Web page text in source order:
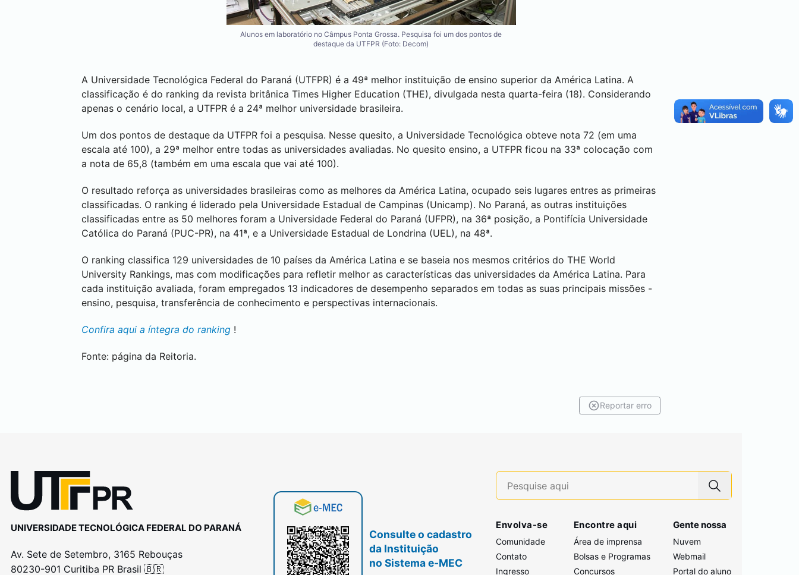
Alunos em laboratório no Câmpus Ponta Grossa. Pesquisa foi um dos pontos de
destaque da UTFPR (Foto: Decom)
A Universidade Tecnológica Federal do Paraná (UTFPR) é a 49ª melhor instituição de ensino superior da América Latina. A
classificação é do ranking da revista britânica Times Higher Education (THE), divulgada nesta quarta-feira (18). Considerando
apenas o cenário local, a UTFPR é a 24ª melhor universidade brasileira.
Um dos pontos de destaque da UTFPR foi a pesquisa. Nesse quesito, a Universidade Tecnológica obteve nota 72 (em uma
escala até 100), a 29ª melhor entre todas as universidades avaliadas. No quesito ensino, a UTFPR ficou na 33ª colocação com
a nota de 65,8 (também em uma escala que vai até 100).
O resultado reforça as universidades brasileiras como as melhores da América Latina, ocupado seis lugares entres as primeiras
classificadas. O ranking é liderado pela Universidade Estadual de Campinas (Unicamp). No Paraná, as outras instituições
classificadas entre as 50 melhores foram a Universidade Federal do Paraná (UFPR), na 36ª posição, a Pontifícia Universidade
Católica do Paraná (PUC-PR), na 41ª, e a Universidade Estadual de Londrina (UEL), na 48ª.
O ranking classifica 129 universidades de 10 países da América Latina e se baseia nos mesmos critérios do THE World
University Rankings, mas com modificações para refletir melhor as características das universidades da América Latina. Para
cada instituição avaliada, foram empregados 13 indicadores de desempenho separados em todas as suas principais missões -
ensino, pesquisa, transferência de conhecimento e perspectivas internacionais.
Confira aqui a íntegra do ranking !
Fonte: página da Reitoria.
Reportar erro
UNIVERSIDADE TECNOLÓGICA FEDERAL DO PARANÁ
Av. Sete de Setembro, 3165 Rebouças
80230-901 Curitiba PR Brasil 🇧🇷
Consulte o cadastro
da Instituição
no Sistema e-MEC
Envolva-se
Comunidade
Contato
Ingresso
Encontre aqui
Área de imprensa
Bolsas e Programas
Concursos
Gente nossa
Nuvem
Webmail
Portal do aluno